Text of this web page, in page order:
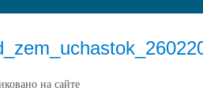
на сайте